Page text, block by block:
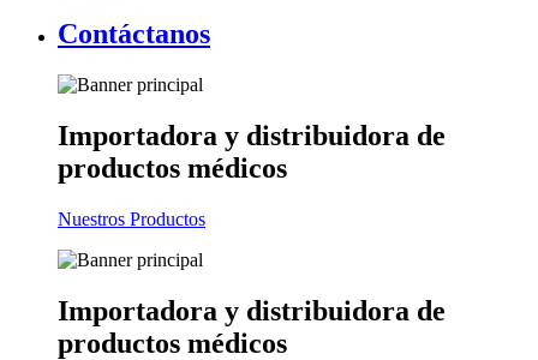
Contáctanos
Importadora y distribuidora de
productos médicos
Nuestros Productos
Importadora y distribuidora de
productos médicos